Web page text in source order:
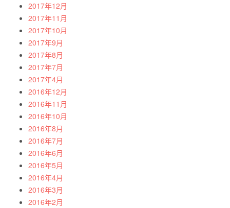
2017年12月
2017年11月
2017年10月
2017年9月
2017年8月
2017年7月
2017年4月
2016年12月
2016年11月
2016年10月
2016年8月
2016年7月
2016年6月
2016年5月
2016年4月
2016年3月
2016年2月